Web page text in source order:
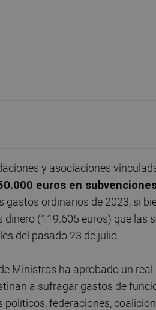
y asociaciones
euros en
gastos ordinarios de 2023, si
dinero (119.605 euros) que
del pasado 23 de julio.
Ministros ha aprobado un
a sufragar gastos de
federaciones,